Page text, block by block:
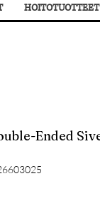
HOITOTUOTTEET
Ended